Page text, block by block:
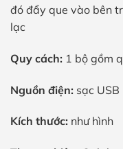
đó đẩy que vào bên
lạc
Quy cách: 1 bộ gồm
Nguồn điện: sạc USB
Kích thước: như hình